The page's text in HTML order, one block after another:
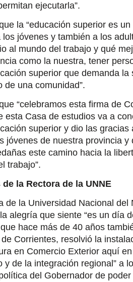
ejecutarla”.
la “educación superior es
los jóvenes y también a los
al mundo del trabajo y qué
como la nuestra, tener
superior que demanda la
de una comunidad”.
“celebramos esta firma de
esta Casa de estudios va a
superior y dio las
jóvenes de nuestra provincia
este camino hacia la
trabajo”.
de la Rectora de la UNNE
de la Universidad Nacional del
alegría que siente “es un día
hace más de 40 años
Corrientes, resolvió la
en Comercio Exterior aquí
y de la integración regional” a
del Gobernador de